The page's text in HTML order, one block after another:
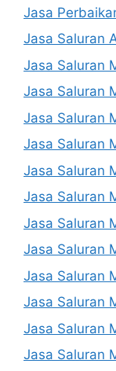
Jasa
Jasa Saluran
Jasa Saluran
Jasa Saluran
Jasa Saluran
Jasa Saluran
Jasa Saluran
Jasa Saluran
Jasa Saluran
Jasa Saluran
Jasa Saluran
Jasa Saluran
Jasa Saluran
Jasa Saluran